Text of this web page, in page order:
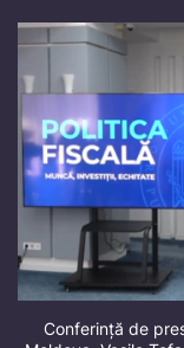
Conferință de